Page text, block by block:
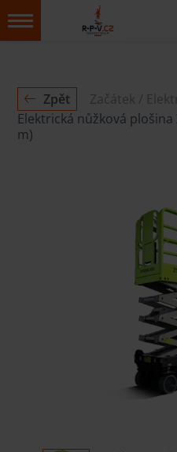
Zpět Začátek
Elektrická nůžková plošina
m)